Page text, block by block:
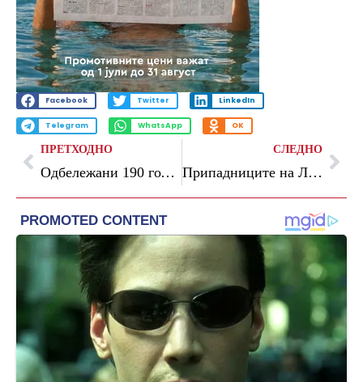
Facebook Twitter LinkedIn
Telegram WhatsApp OK
ПРЕТХОДНО
Одбележани 190 години од формирањето на првата противпожарна единица во Македонија
СЛЕДНО
Припадниците на Логистичката база го одбележаа 20 Мај – Денот на Логистичката база